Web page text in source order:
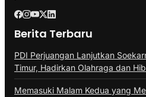
Berita Terbaru
PDI Perjuangan Lanjutkan
Timur, Hadirkan Olahraga dan
Memasuki Malam Kedua yang